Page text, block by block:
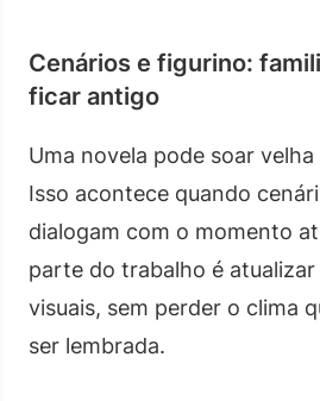
Cenários e figurino:
ficar antigo
Uma novela pode soar
Isso acontece quando
dialogam com o momento
parte do trabalho é
visuais, sem perder o clima
ser lembrada.